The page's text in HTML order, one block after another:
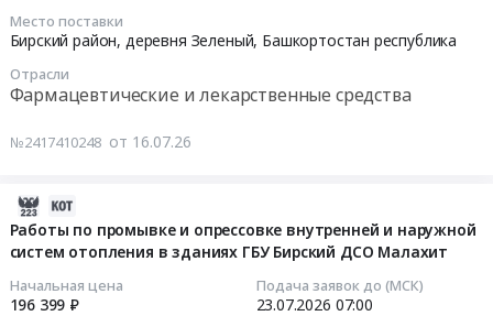
Место поставки
Бирский район, деревня Зеленый, Башкортостан республика
Отрасли
Фармацевтические и лекарственные средства
№2417410248 от 16.07.26
Работы по промывке и опрессовке внутренней и наружной
систем отопления в зданиях ГБУ Бирский ДСО Малахит
Начальная цена
196 399 ₽
Подача заявок до (МСК)
23.07.2026 07:00